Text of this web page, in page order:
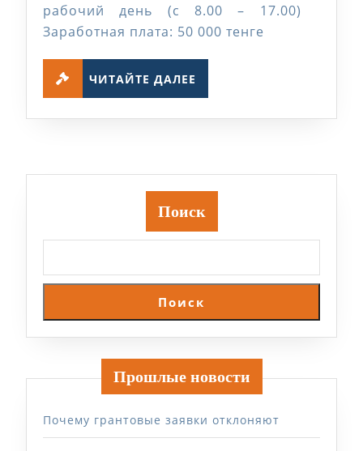
рабочий день (с 8.00 – 17.00)
Заработная плата: 50 000 тенге
ЧИТАЙТЕ ДАЛЕЕ
Поиск
Поиск
Прошлые новости
Почему грантовые заявки отклоняют